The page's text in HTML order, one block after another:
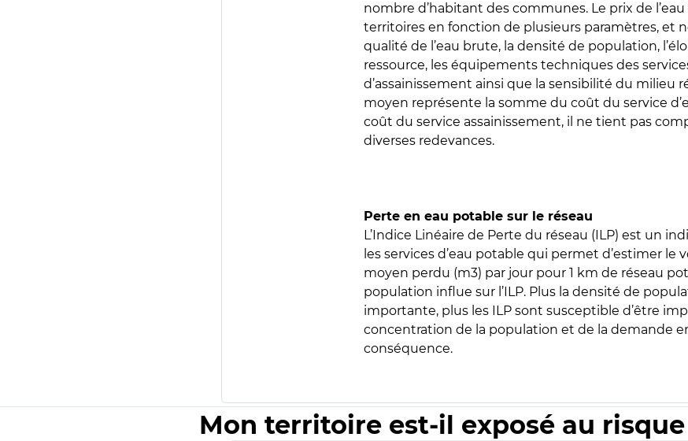
nombre d’habitant des communes. Le prix de l’eau
territoires en fonction de plusieurs paramètres, et
qualité de l’eau brute, la densité de population,
ressource, les équipements techniques des
d’assainissement ainsi que la sensibilité du milieu
moyen représente la somme du coût du service
coût du service assainissement, il ne tient pas
diverses redevances.
Perte en eau potable sur le réseau
L’Indice Linéaire de Perte du réseau (ILP) est un
les services d’eau potable qui permet d’estimer le
moyen perdu (m3) par jour pour 1 km de réseau
population influe sur l’ILP. Plus la densité de
importante, plus les ILP sont susceptible d’être
concentration de la population et de la demande
conséquence.
Mon territoire est-il exposé au